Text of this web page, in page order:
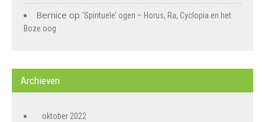
Bernice op ‘Spirituele’ ogen – Horus, Ra, Cyclopia en het
Boze oog
Archieven
oktober 2022